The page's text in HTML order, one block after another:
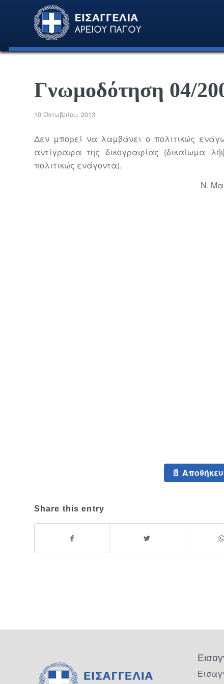
Γνωμοδότηση 04/
10 Οκτωβρίου, 2013
Δεν μπορεί να λαμβάνει ο πολιτικώς
αντίγραφα της δικογραφίας (δικαίωμα
πολιτικώς ενάγοντα).
Ν.
Share this entry